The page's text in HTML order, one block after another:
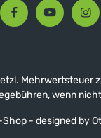
- designed by
Mehrwertsteuer
wenn